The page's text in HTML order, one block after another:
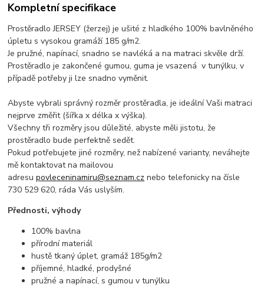
Kompletní specifikace
Prostěradlo JERSEY (žerzej) je ušité z hladkého 100% bavlněného
úpletu s vysokou gramáží 185 g/m2.
Je pružné, napínací, snadno se navléká a na matraci skvěle drží.
Prostěradlo je zakončené gumou, guma je vsazená v tunýlku, v
případě potřeby ji lze snadno vyměnit.
Abyste vybrali správný rozměr prostěradla, je ideální Vaši matraci
nejprve změřit (šířka x délka x výška).
Všechny tři rozměry jsou důležité, abyste měli jistotu, že
prostěradlo bude perfektně sedět.
Pokud potřebujete jiné rozměry, než nabízené varianty, neváhejte
mě kontaktovat na mailovou
adresupovleceninamiru@seznam.cz nebo telefonicky na čísle
730 529 620, ráda Vás uslyším.
Přednosti, výhody
100% bavlna
přírodní materiál
hustě tkaný úplet, gramáž 185g/m2
příjemné, hladké, prodyšné
pružné a napínací, s gumou v tunýlku